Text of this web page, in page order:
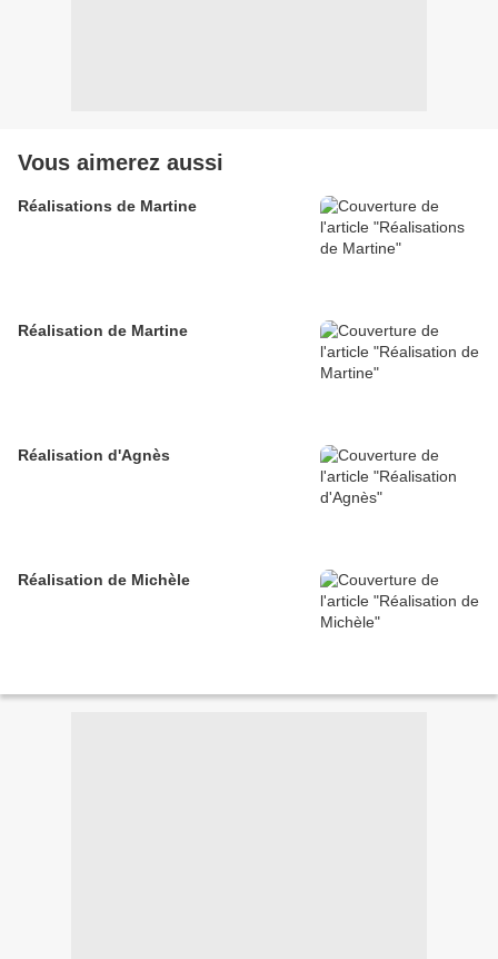
Vous aimerez aussi
Réalisations de Martine
Réalisation de Martine
Réalisation d'Agnès
Réalisation de Michèle